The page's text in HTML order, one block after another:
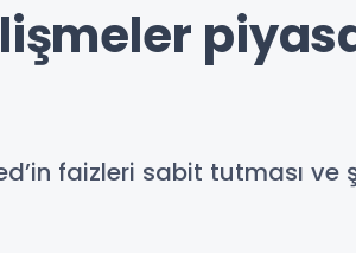
faizleri sabit tutması ve